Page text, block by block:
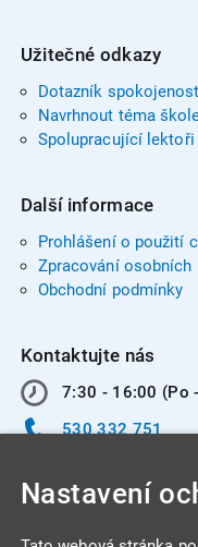
Užitečné odkazy
Dotazník
Navrhnout téma
Spolupracující lektoři
Další informace
Prohlášení o použití
Zpracování osobních
Obchodní podmínky
Kontaktujte nás
7:30 - 16:00 (Po
530 332 751
Nastavení